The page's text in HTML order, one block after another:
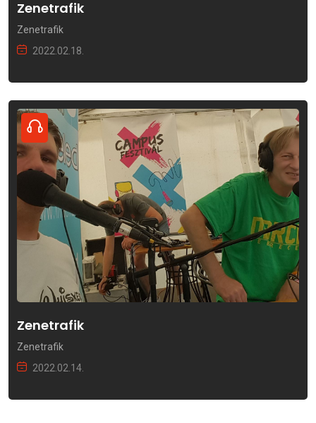
Zenetrafik
Zenetrafik
2022.02.18.
Zenetrafik
Zenetrafik
2022.02.14.